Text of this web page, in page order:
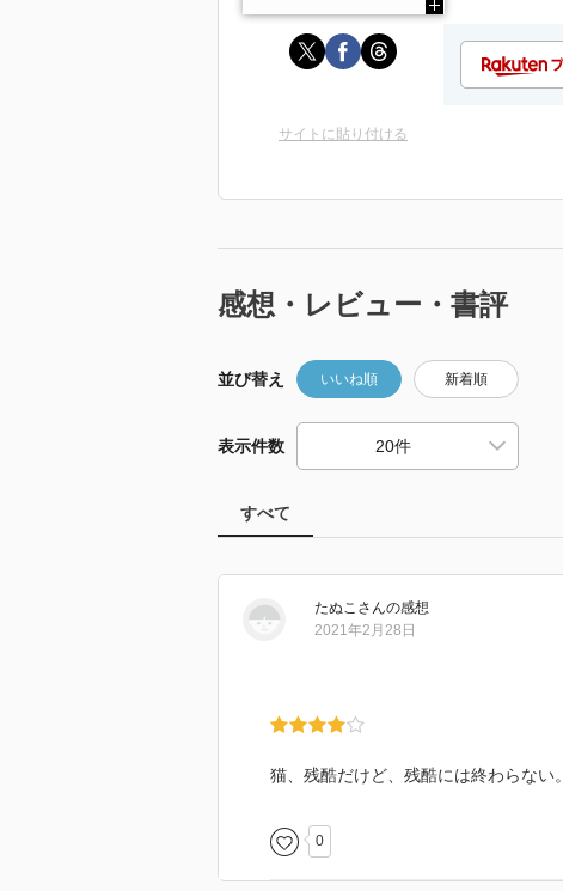
サイトに貼り付ける
感想・レビュー・書評
並び替え いいね順 新着順
表示件数
すべて
たぬこ さんの感想
2021年2月28日
猫、残酷だけど、残酷には終わらない。
0